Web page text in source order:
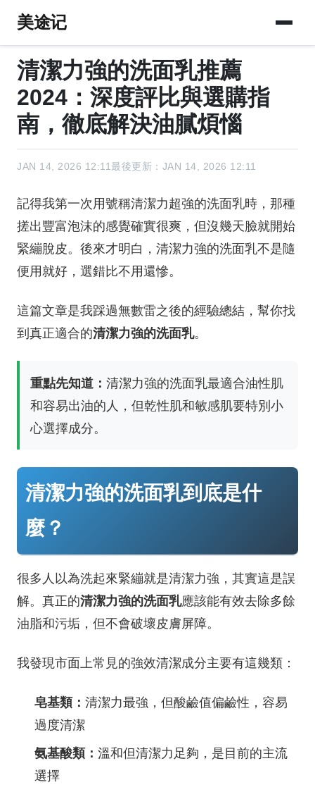
美途记
清潔力強的洗面乳推薦
2024：深度評比與選購指
南，徹底解決油膩煩惱
JAN 14, 2026 12:11最後更新：JAN 14, 2026 12:11
記得我第一次用號稱清潔力超強的洗面乳時，那種
搓出豐富泡沫的感覺確實很爽，但沒幾天臉就開始
緊繃脫皮。後來才明白，清潔力強的洗面乳不是隨
便用就好，選錯比不用還慘。
這篇文章是我踩過無數雷之後的經驗總結，幫你找
到真正適合的清潔力強的洗面乳。
重點先知道： 清潔力強的洗面乳最適合油性肌
和容易出油的人，但乾性肌和敏感肌要特別小
心選擇成分。
清潔力強的洗面乳到底是什
麼？
很多人以為洗起來緊繃就是清潔力強，其實這是誤
解。真正的清潔力強的洗面乳應該能有效去除多餘
油脂和污垢，但不會破壞皮膚屏障。
我發現市面上常見的強效清潔成分主要有這幾類：
皂基類： 清潔力最強，但酸鹼值偏鹼性，容易
過度清潔
氨基酸類： 溫和但清潔力足夠，是目前的主流
選擇